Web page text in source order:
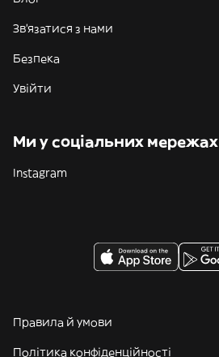
Зв'язатися з нами
Безпека
Увійти
Ми у соціальних мережах
Instagram
Правила й умови
Політика конфіденційності